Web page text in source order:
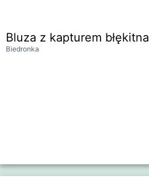
Bluza z kapturem błękitna
Biedronka